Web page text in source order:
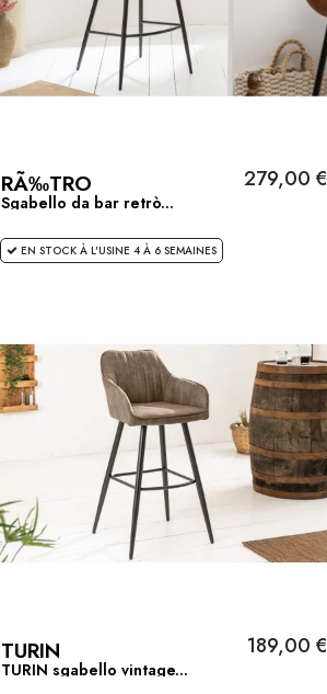
RÃ‰TRO
Sgabello da bar retrò...
279,00 €
EN STOCK À L'USINE 4 À 6 SEMAINES
TURIN
TURIN sgabello vintage...
189,00 €